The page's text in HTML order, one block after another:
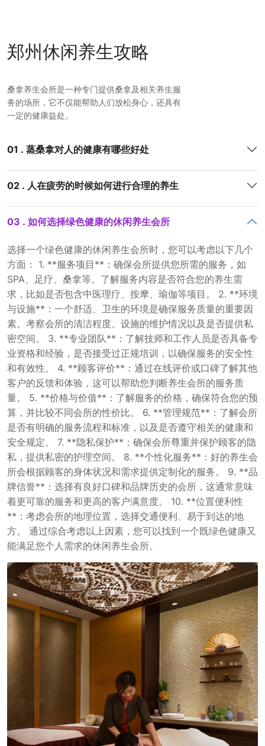
郑州休闲养生攻略
桑拿养生会所是一种专门提供桑拿及相关养生服
务的场所，它不仅能帮助人们放松身心，还具有
一定的健康益处。
01 . 蒸桑拿对人的健康有哪些好处
02 . 人在疲劳的时候如何进行合理的养生
03 . 如何选择绿色健康的休闲养生会所
选择一个绿色健康的休闲养生会所时，您可以考虑以下几个
方面： 1. **服务项目**：确保会所提供您所需的服务，如
SPA、足疗、桑拿等。了解服务内容是否符合您的养生需
求，比如是否包含中医理疗、按摩、瑜伽等项目。 2. **环境
与设施**：一个舒适、卫生的环境是确保服务质量的重要因
素。考察会所的清洁程度、设施的维护情况以及是否提供私
密空间。 3. **专业团队**：了解技师和工作人员是否具备专
业资格和经验，是否接受过正规培训，以确保服务的安全性
和有效性。 4. **顾客评价**：通过在线评价或口碑了解其他
客户的反馈和体验，这可以帮助您判断养生会所的服务质
量。 5. **价格与价值**：了解服务的价格，确保符合您的预
算，并比较不同会所的性价比。 6. **管理规范**：了解会所
是否有明确的服务流程和标准，以及是否遵守相关的健康和
安全规定。 7. **隐私保护**：确保会所尊重并保护顾客的隐
私，提供私密的护理空间。 8. **个性化服务**：好的养生会
所会根据顾客的身体状况和需求提供定制化的服务。 9. **品
牌信誉**：选择有良好口碑和品牌历史的会所，这通常意味
着更可靠的服务和更高的客户满意度。 10. **位置便利性
**：考虑会所的地理位置，选择交通便利、易于到达的地
方。 通过综合考虑以上因素，您可以找到一个既绿色健康又
能满足您个人需求的休闲养生会所。